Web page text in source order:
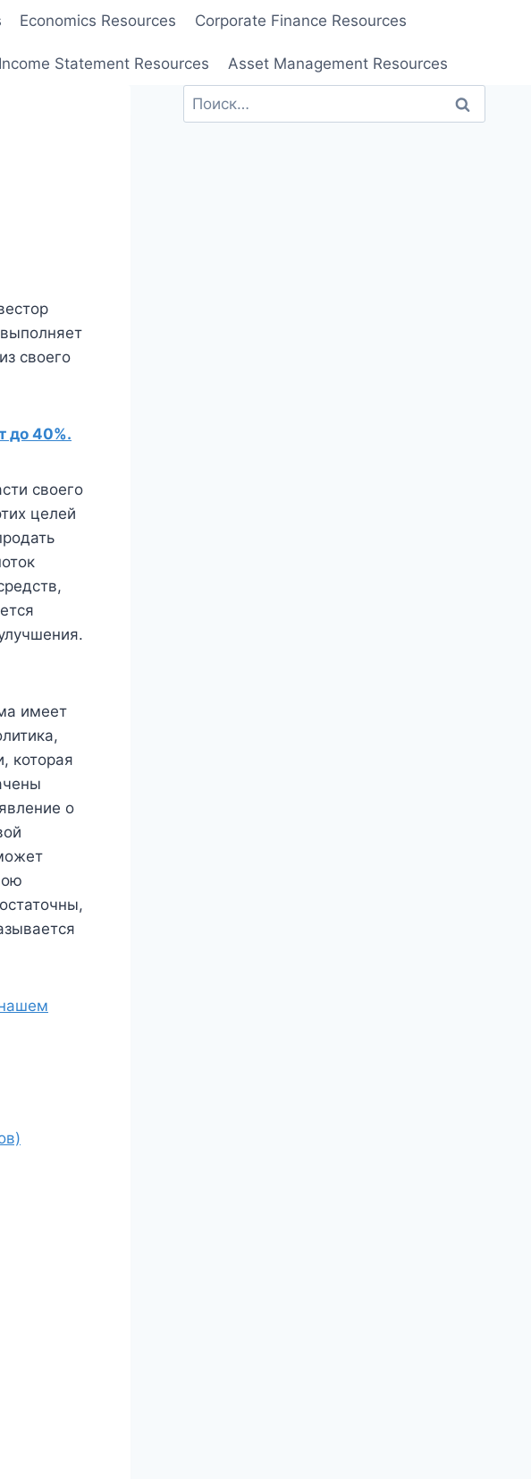
Economics Resources Corporate Finance Resources
Income Statement Resources Asset Management Resources
своего
до 40%.
своего
целей
имеет
которая
о
Найти: